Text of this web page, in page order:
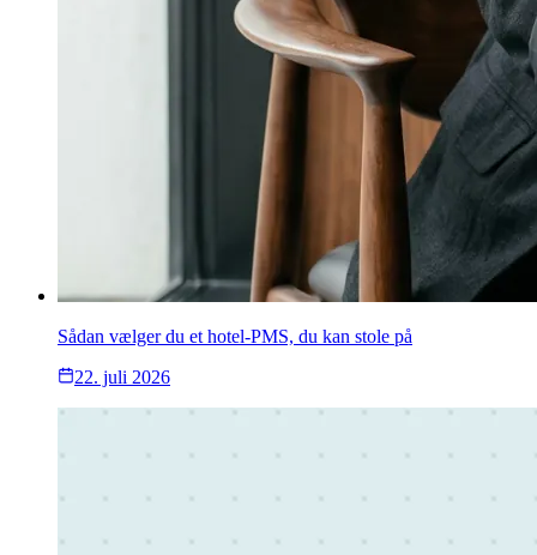
Sådan vælger du et hotel-PMS, du kan stole på
22. juli 2026